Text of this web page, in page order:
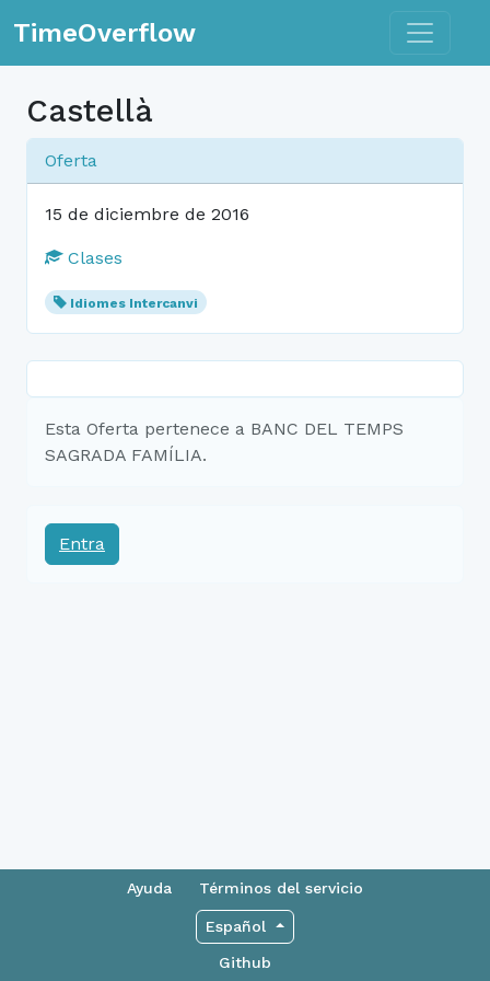
TimeOverflow Toggle
Castellà
Oferta
15 de diciembre de 2016
Clases
Idiomes Intercanvi
Esta Oferta pertenece a BANC DEL TEMPS
SAGRADA FAMÍLIA.
Entra
Ayuda Términos del servicio
Español
Github